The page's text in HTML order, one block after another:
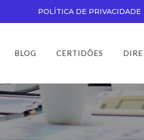
POLÍTICA DE PRIVACIDADE
BLOG CERTIDÕES